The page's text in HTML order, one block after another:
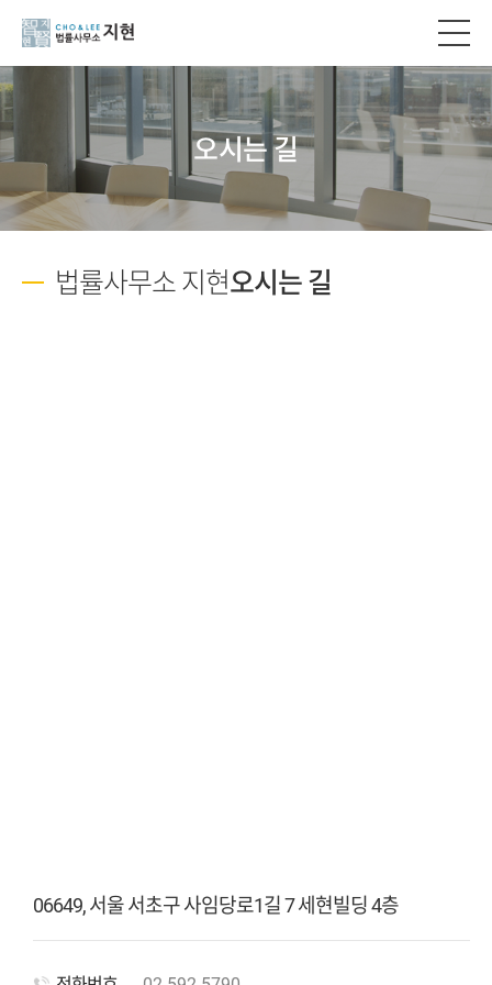
오시는 길
법률사무소 지현오시는 길
06649, 서울 서초구 사임당로1길 7 세현빌딩 4층